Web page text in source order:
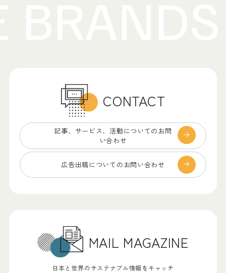
CONTACT
記事、サービス、 活動についてのお問
い合わせ
広告出稿についての お問い合わせ
MAIL MAGAZINE
日本と世界のサステナブル情報をキャッチ